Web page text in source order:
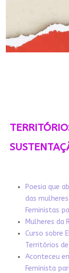
Poesia que
das
Feministas
Mulheres da
Curso sobre
Territórios
Aconteceu
Feminista